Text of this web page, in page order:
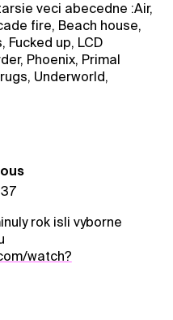
veci abecedne :Air,
fire, Beach house,
Fucked up, LCD
Phoenix, Primal
Underworld,
rok isli vyborne
watch?